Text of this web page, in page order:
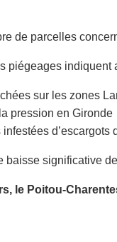
de parcelles
piégeages indiquent
sur les zones
pression en Gironde
d’escargots
baisse significative
le Poitou-